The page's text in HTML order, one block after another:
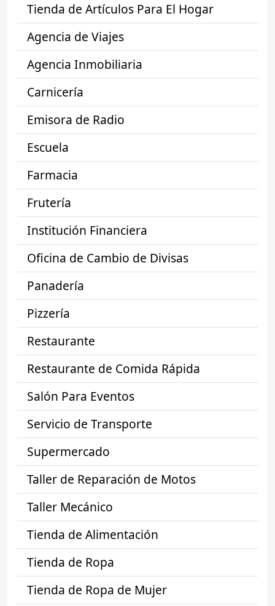
Tienda de Artículos Para El Hogar
Agencia de Viajes
Agencia Inmobiliaria
Carnicería
Emisora de Radio
Escuela
Farmacia
Frutería
Institución Financiera
Oficina de Cambio de Divisas
Panadería
Pizzería
Restaurante
Restaurante de Comida Rápida
Salón Para Eventos
Servicio de Transporte
Supermercado
Taller de Reparación de Motos
Taller Mecánico
Tienda de Alimentación
Tienda de Ropa
Tienda de Ropa de Mujer